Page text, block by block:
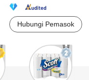
Hubungi Pemasok